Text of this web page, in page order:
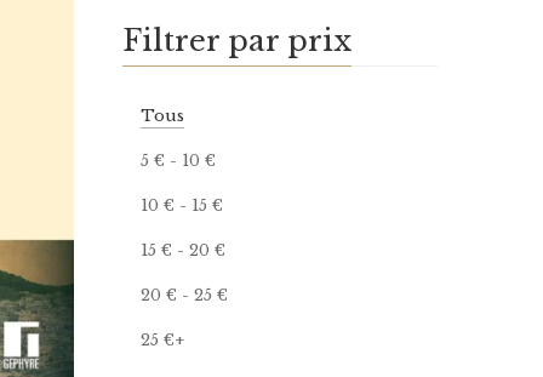
Filtrer par prix
Tous
5 € - 10 €
10 € - 15 €
15 € - 20 €
20 € - 25 €
25 €+